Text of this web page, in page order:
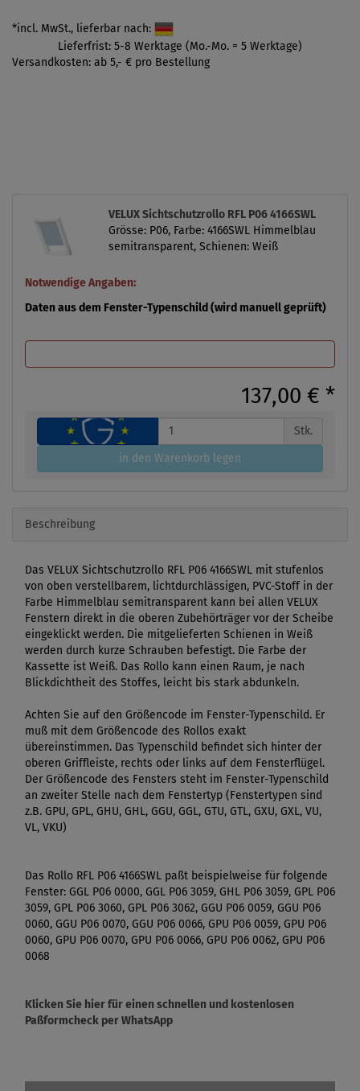
*incl. MwSt., lieferbar nach:
Lieferfrist: 5-8 Werktage (Mo.-Mo. = 5 Werktage)
Versandkosten: ab 5,- € pro Bestellung
VELUX Sichtschutzrollo RFL P06 4166SWL
Grösse: P06, Farbe: 4166SWL Himmelblau
semitransparent, Schienen: Weiß
Notwendige Angaben:
Daten aus dem Fenster-Typenschild (wird manuell geprüft)
137,00 € *
Stk.
in den Warenkorb legen
Beschreibung
Das VELUX Sichtschutzrollo RFL P06 4166SWL mit stufenlos
von oben verstellbarem, lichtdurchlässigen, PVC-Stoff in der
Farbe Himmelblau semitransparent kann bei allen VELUX
Fenstern direkt in die oberen Zubehörträger vor der Scheibe
eingeklickt werden. Die mitgelieferten Schienen in Weiß
werden durch kurze Schrauben befestigt. Die Farbe der
Kassette ist Weiß. Das Rollo kann einen Raum, je nach
Blickdichtheit des Stoffes, leicht bis stark abdunkeln.
Achten Sie auf den Größencode im Fenster-Typenschild. Er
muß mit dem Größencode des Rollos exakt
übereinstimmen. Das Typenschild befindet sich hinter der
oberen Griffleiste, rechts oder links auf dem Fensterflügel.
Der Größencode des Fensters steht im Fenster-Typenschild
an zweiter Stelle nach dem Fenstertyp (Fenstertypen sind
z.B. GPU, GPL, GHU, GHL, GGU, GGL, GTU, GTL, GXU, GXL, VU,
VL, VKU)
Das Rollo RFL P06 4166SWL paßt beispielweise für folgende
Fenster: GGL P06 0000, GGL P06 3059, GHL P06 3059, GPL P06
3059, GPL P06 3060, GPL P06 3062, GGU P06 0059, GGU P06
0060, GGU P06 0070, GGU P06 0066, GPU P06 0059, GPU P06
0060, GPU P06 0070, GPU P06 0066, GPU P06 0062, GPU P06
0068
Klicken Sie hier für einen schnellen und kostenlosen
Paßformcheck per WhatsApp